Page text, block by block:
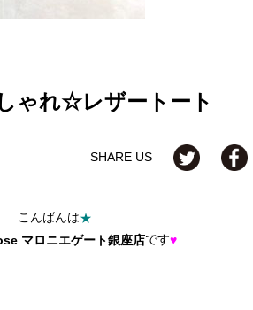
ゃれ☆レザートート
SHARE US
こんばんは★
マロニエゲート銀座店です♥